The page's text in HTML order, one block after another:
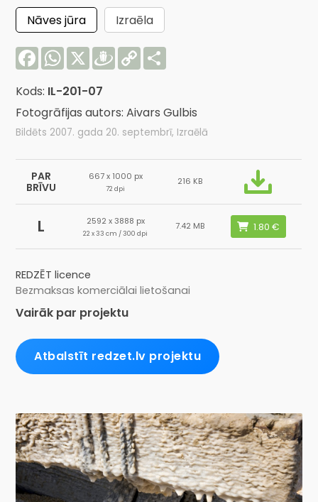
Nāves jūra
Izraēla
FacebookWhatsApp
X Draugiem
Copy
Link
Kods: IL-201-07
Fotogrāfijas autors: Aivars Gulbis
Bildēts 2007. gada 20. septembrī, Izraēlā
PAR
BRĪVU
667 x 1000 px
72 dpi
216 KB
L 2592 x 3888 px
22 x 33 cm / 300 dpi
7.42 MB
REDZĒT licence
Bezmaksas komerciālai lietošanai
Vairāk par projektu
Atbalstīt redzet.lv projektu